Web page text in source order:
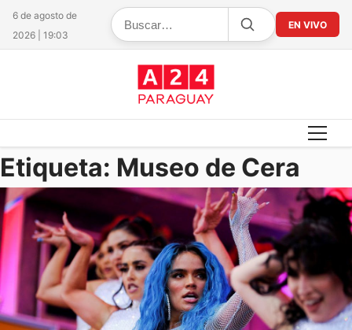
6 de agosto de
2026 | 19:03
EN VIVO
Etiqueta: Museo de Cera